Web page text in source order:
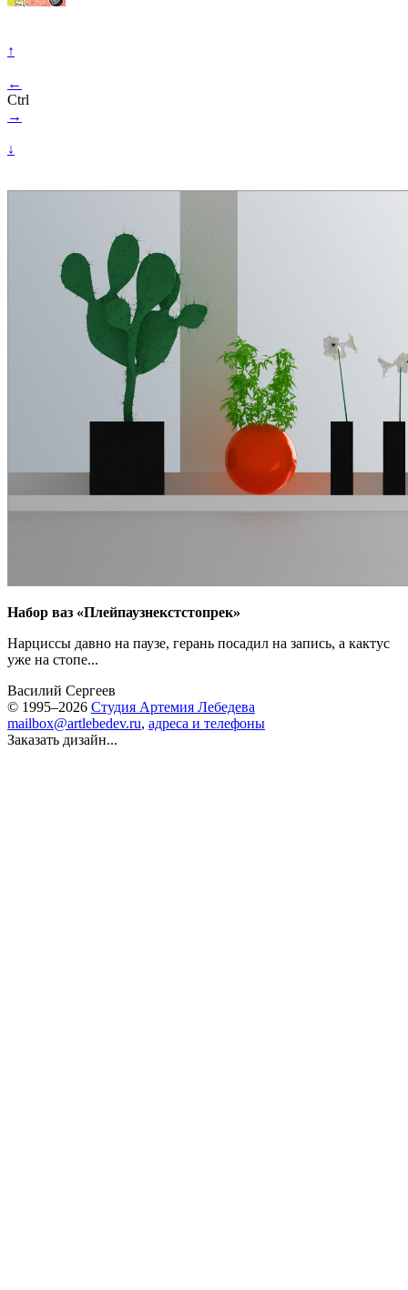
↑
←
Ctrl
→
↓
Набор ваз «Плейпаузнекстстопрек»
Нарциссы давно на паузе, герань посадил на запись, а кактус
уже на стопе...
Василий Сергеев
© 1995–2026 Студия Артемия Лебедева
mailbox@artlebedev.ru, адреса и телефоны
Заказать дизайн...